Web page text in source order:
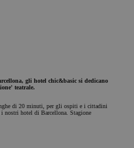
gli hotel chic&basic si dedicano
teatrale.
di 20 minuti, per gli ospiti e i cittadini
nostri hotel di Barcellona. Stagione